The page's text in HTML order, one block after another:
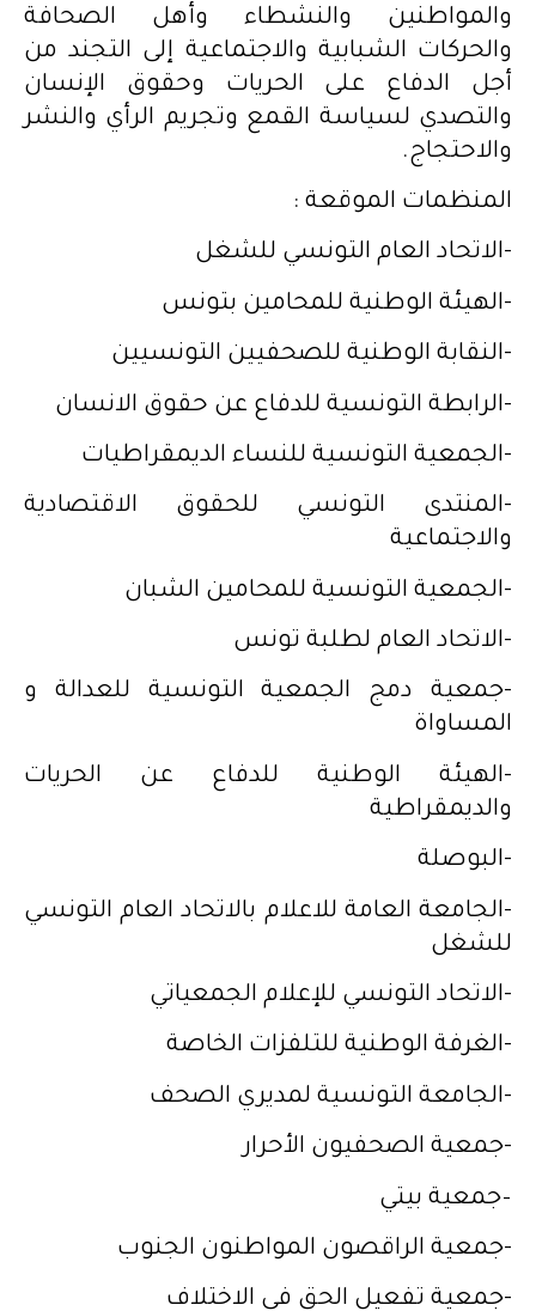
والمواطنين والنشطاء وأهل الصحافة
والحركات الشبابية والاجتماعية إلى التجند من
أجل الدفاع على الحريات وحقوق الإنسان
والتصدي لسياسة القمع وتجريم الرأي والنشر
والاحتجاج.
المنظمات الموقعة :
-الاتحاد العام التونسي للشغل
-الهيئة الوطنية للمحامين بتونس
-النقابة الوطنية للصحفيين التونسيين
-الرابطة التونسية للدفاع عن حقوق الانسان
-الجمعية التونسية للنساء الديمقراطيات
-المنتدى التونسي للحقوق الاقتصادية
والاجتماعية
-الجمعية التونسية للمحامين الشبان
-الاتحاد العام لطلبة تونس
-جمعية دمج الجمعية التونسية للعدالة و
المساواة
-الهيئة الوطنية للدفاع عن الحريات
والديمقراطية
-البوصلة
-الجامعة العامة للاعلام بالاتحاد العام التونسي
للشغل
-الاتحاد التونسي للإعلام الجمعياتي
-الغرفة الوطنية للتلفزات الخاصة
-الجامعة التونسية لمديري الصحف
-جمعية الصحفيون الأحرار
–جمعية بيتي
-جمعية الراقصون المواطنون الجنوب
-جمعية تفعيل الحق في الاختلاف